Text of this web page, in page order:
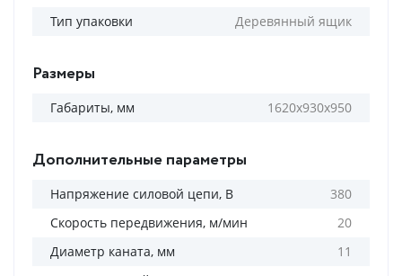
Тип упаковки Деревянный ящик
Размеры
Габариты, мм 1620х930х950
Дополнительные параметры
Напряжение силовой цепи, В
380
Скорость передвижения, м/мин
20
Диаметр каната, мм
11